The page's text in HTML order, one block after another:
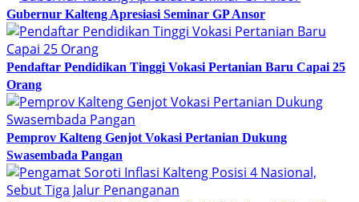
Gubernur Kalteng Apresiasi Seminar GP Ansor
Pendaftar Pendidikan Tinggi Vokasi Pertanian Baru Capai 25
Orang
Pemprov Kalteng Genjot Vokasi Pertanian Dukung
Swasembada Pangan